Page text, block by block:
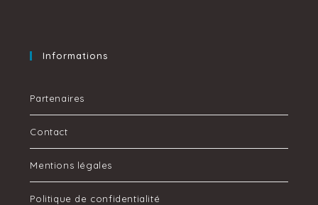
Informations
Partenaires
Contact
Mentions légales
Politique de confidentialité